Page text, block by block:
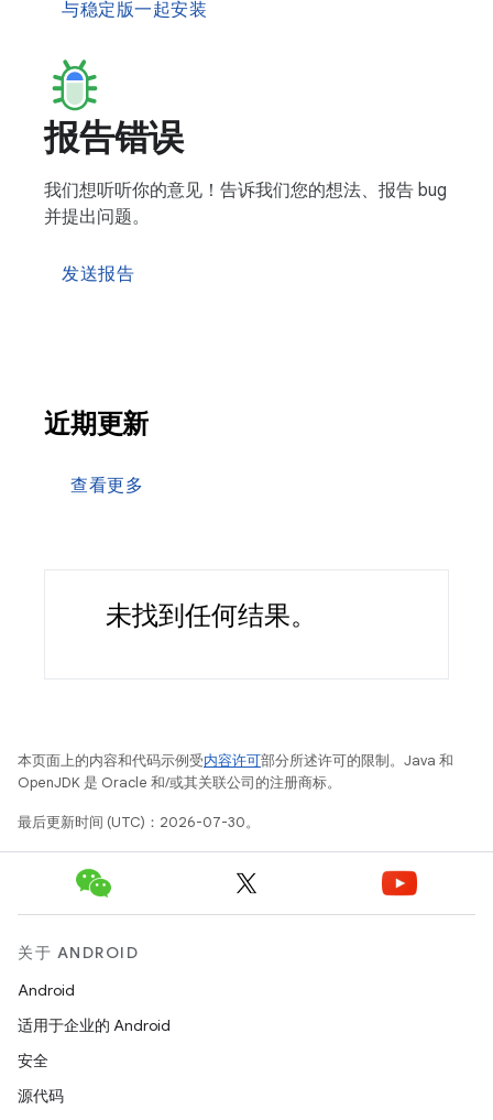
与稳定版一起安装
报告错误
我们想听听你的意见！告诉我们您的想法、报告 bug
并提出问题。
发送报告
近期更新
查看更多
未找到任何结果。
本页面上的内容和代码示例受内容许可部分所述许可的限制。Java 和
OpenJDK 是 Oracle 和/或其关联公司的注册商标。
最后更新时间 (UTC)：2026-07-30。
关于 ANDROID
Android
适用于企业的 Android
安全
源代码